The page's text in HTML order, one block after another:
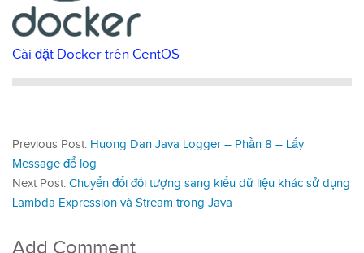
Cài đặt Docker trên CentOS
Previous Post: Huong Dan Java Logger – Phần 8 – Lấy
Message để log
Next Post: Chuyển đổi đối tượng sang kiểu dữ liệu khác sử dụng
Lambda Expression và Stream trong Java
Add Comment